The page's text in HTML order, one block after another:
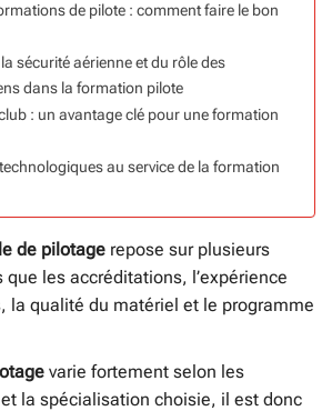
de pilote : comment faire le bon
sécurité aérienne et du rôle des
dans la formation pilote
: un avantage clé pour une formation
au service de la formation
de pilotagerepose sur plusieurs
les accréditations, l’expérience
la qualité du matériel et le programme
varie fortement selon les
la spécialisation choisie, il est donc